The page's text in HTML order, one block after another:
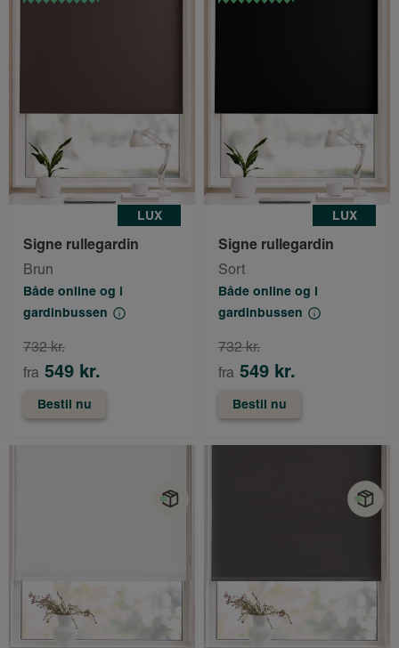
LUX
Signe rullegardin
Brun
Både online og i
gardinbussen
fra 549 kr.
732 kr.
Bestil nu
LUX
Signe rullegardin
Sort
Både online og i
gardinbussen
fra 549 kr.
732 kr.
Bestil nu